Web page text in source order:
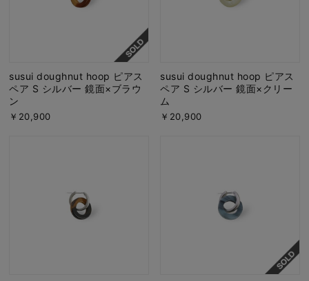
susui doughnut hoop ピアス
ペア S シルバー 鏡面×ブラウ
ン
￥20,900
susui doughnut hoop ピアス
ペア S シルバー 鏡面×クリー
ム
￥20,900